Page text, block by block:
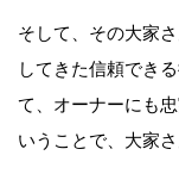
そして、その大家
してきた信頼でき
て、オーナーにも
いうことで、大家